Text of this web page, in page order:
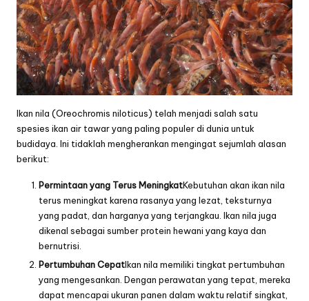
Ikan nila (Oreochromis niloticus) telah menjadi salah satu
spesies ikan air tawar yang paling populer di dunia untuk
budidaya. Ini tidaklah mengherankan mengingat sejumlah alasan
berikut:
Permintaan yang Terus MeningkatKebutuhan akan ikan nila
terus meningkat karena rasanya yang lezat, teksturnya
yang padat, dan harganya yang terjangkau. Ikan nila juga
dikenal sebagai sumber protein hewani yang kaya dan
bernutrisi.
Pertumbuhan CepatIkan nila memiliki tingkat pertumbuhan
yang mengesankan. Dengan perawatan yang tepat, mereka
dapat mencapai ukuran panen dalam waktu relatif singkat,